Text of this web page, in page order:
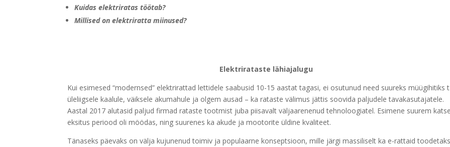
Kuidas elektriratas töötab?
Millised on elektriratta miinused?
Elektrirataste lähiajalugu
Kui esimesed “modernsed” elektrirattad lettidele saabusid 10-15 aastat tagasi, ei osutunud need suureks müügihitiks
üleliigsele kaalule, väiksele akumahule ja olgem ausad – ka rataste välimus jättis soovida paljudele tavakasutajatele.
Aastal 2017 alutasid paljud firmad rataste tootmist juba piisavalt väljaarenenud tehnoloogiatel. Esimene suurem
eksitus periood oli möödas, ning suurenes ka akude ja mootorite üldine kvaliteet.
Tänaseks päevaks on välja kujunenud toimiv ja populaarne konseptsioon, mille järgi massiliselt ka e-rattaid